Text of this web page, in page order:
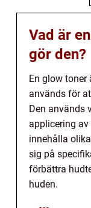
Vad är
gör den?
En glow toner
används för
Den används
applicering
innehålla
sig på
förbättra
huden.